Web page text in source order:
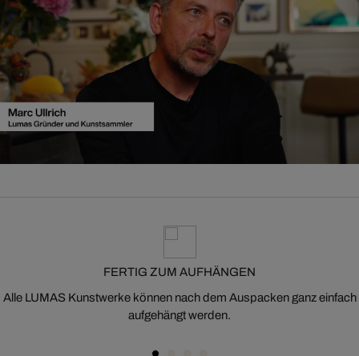
FERTIG ZUM AUFHÄNGEN
Alle LUMAS Kunstwerke können nach dem Auspacken ganz einfach
aufgehängt werden.